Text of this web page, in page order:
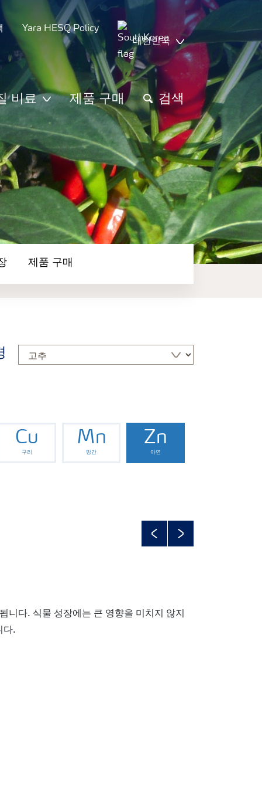
Yara HESQ Policy
대한민국
비료 제품 구매 검색
제품 구매
Cu
구리
Mn
망간
Zn
아연
PreviousNext
니다. 식물 성장에는 큰 영향을 미치지 않지
다.